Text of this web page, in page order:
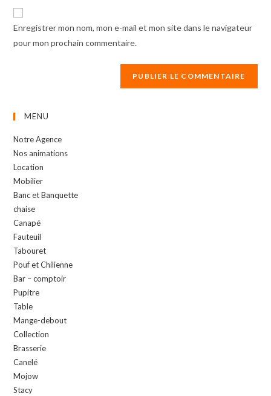
comment
website
URL
Enregistrer mon nom, mon e-mail et mon site dans le navigateur
pour mon prochain commentaire.
MENU
Notre Agence
Nos animations
Location
Mobilier
Banc et Banquette
chaise
Canapé
Fauteuil
Tabouret
Pouf et Chilienne
Bar – comptoir
Pupitre
Table
Mange-debout
Collection
Brasserie
Canelé
Mojow
Stacy